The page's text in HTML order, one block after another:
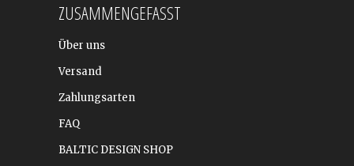
ZUSAMMENGEFASST
Über uns
Versand
Zahlungsarten
FAQ
BALTIC DESIGN SHOP